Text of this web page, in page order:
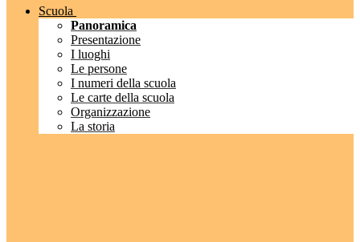
Scuola
Panoramica
Presentazione
I luoghi
Le persone
I numeri della scuola
Le carte della scuola
Organizzazione
La storia